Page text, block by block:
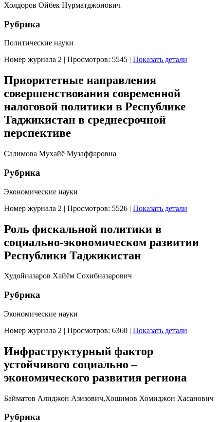
Холдоров Ойбек Нурматджонович
Рубрика
Политические науки
Номер журнала 2 | Просмотров: 5545 | Показать детали
Приоритетные направления
совершенствования современной
налоговой политики в Республике
Таджикистан в среднесрочной
перспективе
Салимова Мухайё Музаффаровна
Рубрика
Экономические науки
Номер журнала 2 | Просмотров: 5526 | Показать детали
Роль фискальной политики в
социально-экономическом развитии
Республики Таджикистан
Худойназаров Хайём Сохибназарович
Рубрика
Экономические науки
Номер журнала 2 | Просмотров: 6360 | Показать детали
Инфраструктурный фактор
устойчивого социально –
экономического развития региона
Байматов Алиджон Азизович,Хошимов Хомиджон Хасанович
Рубрика